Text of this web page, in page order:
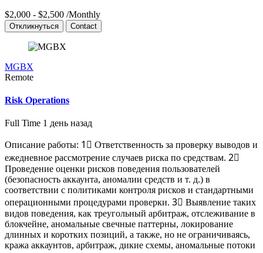
$2,000 - $2,500 /Monthly
Откликнуться Contact
MGBX
Remote
Risk Operations
Full Time 1 день назад
Описание работы: 1⃣ Ответственность за проверку выводов и
ежедневное рассмотрение случаев риска по средствам. 2⃣
Проведение оценки рисков поведения пользователей
(безопасность аккаунта, аномалии средств и т. д.) в
соответствии с политиками контроля рисков и стандартными
операционными процедурами проверки. 3⃣ Выявление таких
видов поведения, как треугольный арбитраж, отслеживание в
блокчейне, аномальные свечные паттерны, локирование
длинных и коротких позиций, а также, но не ограничиваясь,
кража аккаунтов, арбитраж, дикие схемы, аномальные потоки